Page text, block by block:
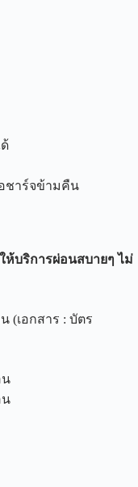
ชาร์จข้ามคืน
ให้บริการผ่อนสบายๆ ไม่
(เอกสาร : บัตร
น
น